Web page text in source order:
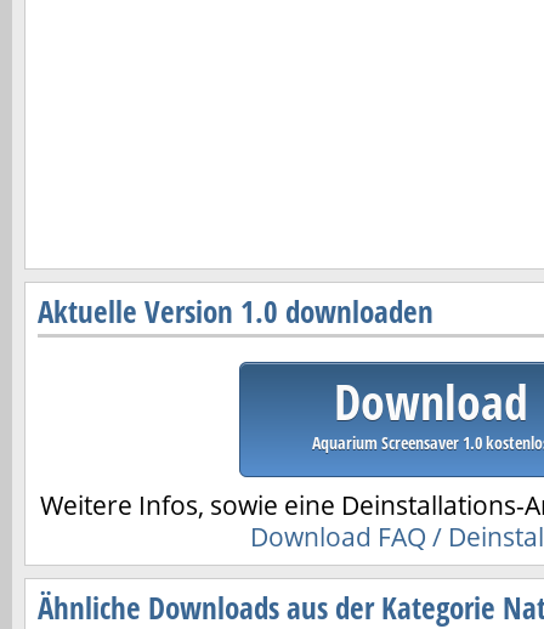
Aktuelle Version 1.0 downloaden
Download
Aquarium Screensaver 1.0
Weitere Infos, sowie eine Deinstallations-
Download FAQ /
Ähnliche Downloads aus der Kategorie